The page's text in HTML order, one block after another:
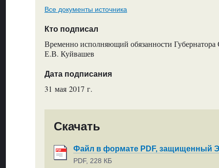
Все документы источника
Кто подписал
Временно исполняющий обязанности Губернатора
Е.В. Куйвашев
Дата подписания
31 мая 2017 г.
Скачать
Файл в формате PDF, защищенный
PDF, 228 КБ